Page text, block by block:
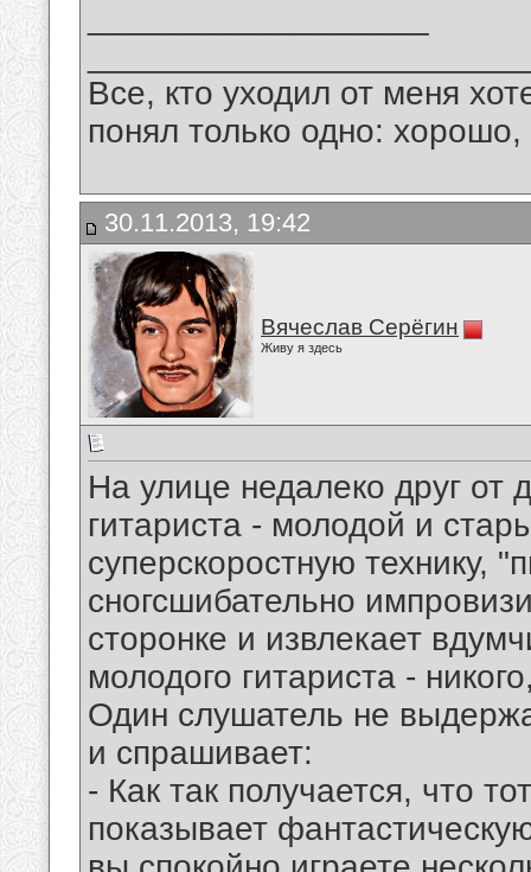
Все, кто уходил от меня
понял только одно:
30.11.2013, 19:42
Вячеслав Серёгин
Живу я здесь
На улице недалеко друг от
гитариста - молодой и
суперскоростную технику,
сногсшибательно
сторонке и извлекает
молодого гитариста -
Один слушатель не
и спрашивает:
- Как так получается, что
показывает